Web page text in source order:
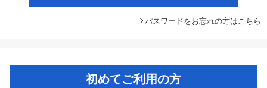
パスワードをお忘れの方はこちら
初めてご利用の方